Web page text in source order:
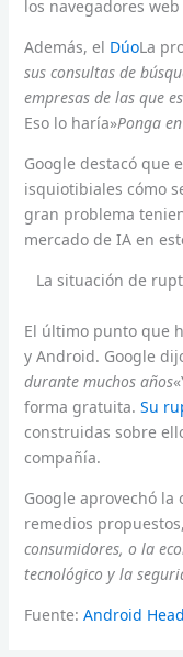
los navegadores
Además, el DúoLa
sus consultas de
empresas de las que
Eso lo haría»Ponga
Google destacó que
isquiotibiales cómo
gran problema
mercado de IA en
La situación de
El último punto que
y Android. Google
durante muchos años
forma gratuita. Su
construidas sobre
compañía.
Google aprovechó
remedios
consumidores, o la
tecnológico y la
Fuente: Android